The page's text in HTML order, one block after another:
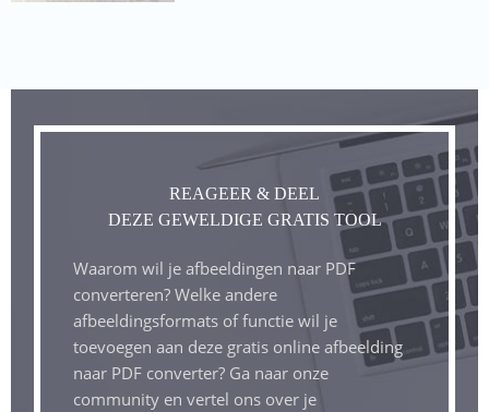
REAGEER & DEEL
DEZE GEWELDIGE GRATIS TOOL
Waarom wil je afbeeldingen naar PDF
converteren? Welke andere
afbeeldingsformats of functie wil je
toevoegen aan deze gratis online afbeelding
naar PDF converter? Ga naar onze
community en vertel ons over je